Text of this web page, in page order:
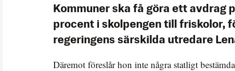
Kommuner ska få göra ett avdrag
procent i skolpengen till friskolor,
regeringens särskilda utredare
Däremot föreslår hon inte några statligt